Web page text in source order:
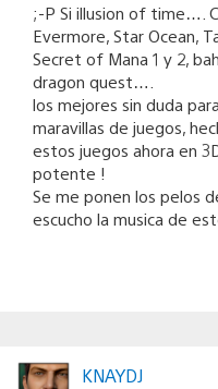
;-P Si illusion of time….
Evermore, Star Ocean,
Secret of Mana 1 y 2,
dragon quest….
los mejores sin duda
maravillas de juegos,
estos juegos ahora en
potente !
Se me ponen los pelos
escucho la musica de
KNAYDJ